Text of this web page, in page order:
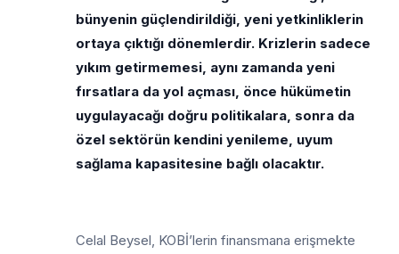
bünyenin güçlendirildiği, yeni yetkinliklerin
ortaya çıktığı dönemlerdir. Krizlerin sadece
yıkım getirmemesi, aynı zamanda yeni
fırsatlara da yol açması, önce hükümetin
uygulayacağı doğru politikalara, sonra da
özel sektörün kendini yenileme, uyum
sağlama kapasitesine bağlı olacaktır.
Celal Beysel, KOBİ’lerin finansmana erişmekte